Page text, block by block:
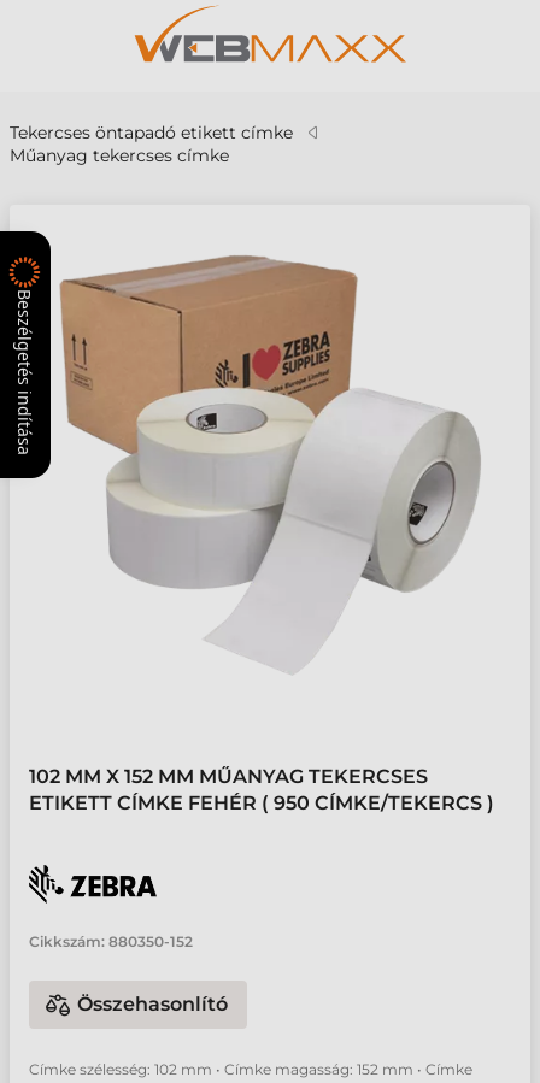
Tekercses öntapadó etikett címke
Műanyag tekercses címke
102 MM X 152 MM MŰANYAG TEKERCSES
ETIKETT CÍMKE FEHÉR ( 950 CÍMKE/TEKERCS )
Cikkszám: 880350-152
Összehasonlító
Címke szélesség: 102 mm • Címke magasság: 152 mm • Címke
Beszélgetés indítása